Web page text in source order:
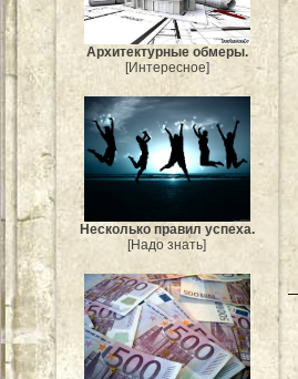
Архитектурные обмеры.
[Интересное]
Несколько правил успеха.
[Надо знать]